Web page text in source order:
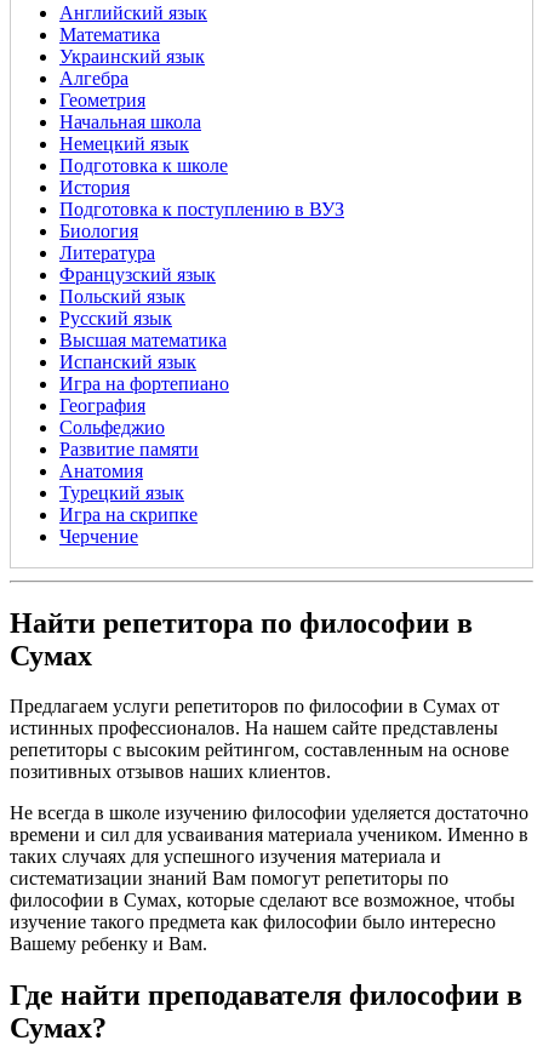
Английский язык
Математика
Украинский язык
Алгебра
Геометрия
Начальная школа
Немецкий язык
Подготовка к школе
История
Подготовка к поступлению в ВУЗ
Биология
Литература
Французский язык
Польский язык
Русский язык
Высшая математика
Испанский язык
Игра на фортепиано
География
Сольфеджио
Развитие памяти
Анатомия
Турецкий язык
Игра на скрипке
Черчение
Найти репетитора по философии в
Сумах
Предлагаем услуги репетиторов по философии в Сумах от
истинных профессионалов. На нашем сайте представлены
репетиторы с высоким рейтингом, составленным на основе
позитивных отзывов наших клиентов.
Не всегда в школе изучению философии уделяется достаточно
времени и сил для усваивания материала учеником. Именно в
таких случаях для успешного изучения материала и
систематизации знаний Вам помогут репетиторы по
философии в Сумах, которые сделают все возможное, чтобы
изучение такого предмета как философии было интересно
Вашему ребенку и Вам.
Где найти преподавателя философии в
Сумах?